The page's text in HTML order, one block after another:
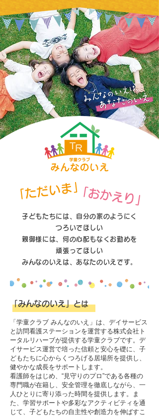
「ただいま」「おかえり」
子どもたちには、自分の家のようにく
つろいでほしい
親御様には、何の心配もなくお勤めを
頑張ってほしい
みんなのいえは、あなたのいえです。
「みんなのいえ」とは
「学童クラブ みんなのいえ」は、デイサービス
と訪問看護ステーションを運営する株式会社ト
ータルリハーブが提供する学童クラブです。デ
イサービス運営で培った信頼と安心を礎に、子
どもたちに心からくつろげる居場所を提供し、
健やかな成長をサポートします。
看護師をはじめ、“見守りのプロ”である各種の
専門職が在籍し、安全管理を徹底しながら、一
人ひとりに寄り添った時間を提供します。ま
た、学習サポートや多彩なアクティビティを通
じて、子どもたちの自主性や創造力を伸ばすこ